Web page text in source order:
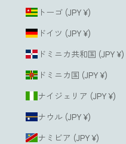
トーゴ (JPY ¥)
ドイツ (JPY ¥)
ドミニカ共和国 (JPY ¥)
ドミニカ国 (JPY ¥)
ナイジェリア (JPY ¥)
ナウル (JPY ¥)
ナミビア (JPY ¥)